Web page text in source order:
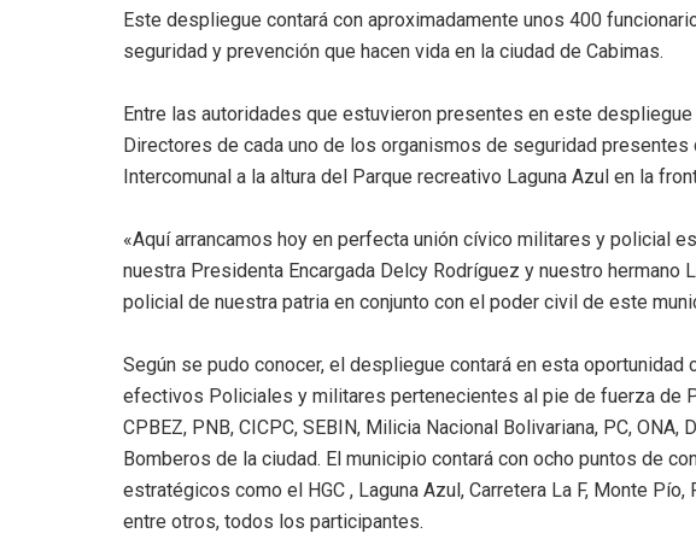
Este despliegue contará con aproximadamente unos 400
seguridad y prevención que hacen vida en la ciudad de Cabimas.
Entre las autoridades que estuvieron presentes en este
Directores de cada uno de los organismos de seguridad
Intercomunal a la altura del Parque recreativo Laguna Azul en la
«Aquí arrancamos hoy en perfecta unión cívico militares y policial
nuestra Presidenta Encargada Delcy Rodríguez y nuestro hermano
policial de nuestra patria en conjunto con el poder civil de este
Según se pudo conocer, el despliegue contará en esta oportunidad
efectivos Policiales y militares pertenecientes al pie de fuerza de
CPBEZ, PNB, CICPC, SEBIN, Milicia Nacional Bolivariana, PC, ONA,
Bomberos de la ciudad. El municipio contará con ocho puntos de
estratégicos como el HGC , Laguna Azul, Carretera La F, Monte Pío,
entre otros, todos los participantes.